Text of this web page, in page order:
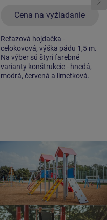
Cena na vyžiadanie
Reťazová hojdačka -
celokovová, výška pádu 1,5 m.
Na výber sú štyri farebné
varianty konštrukcie - hnedá,
modrá, červená a limetková.